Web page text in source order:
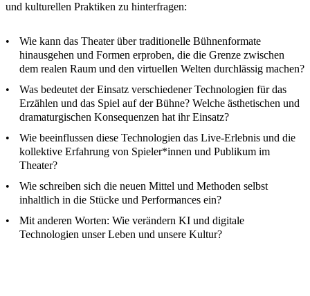
und kulturellen Praktiken zu hinterfragen:
Wie kann das Theater über traditionelle Bühnenformate
hinausgehen und Formen erproben, die die Grenze zwischen
dem realen Raum und den virtuellen Welten durchlässig machen?
Was bedeutet der Einsatz verschiedener Technologien für das
Erzählen und das Spiel auf der Bühne? Welche ästhetischen und
dramaturgischen Konsequenzen hat ihr Einsatz?
Wie beeinflussen diese Technologien das Live-Erlebnis und die
kollektive Erfahrung von Spieler*innen und Publikum im
Theater?
Wie schreiben sich die neuen Mittel und Methoden selbst
inhaltlich in die Stücke und Performances ein?
Mit anderen Worten: Wie verändern KI und digitale
Technologien unser Leben und unsere Kultur?